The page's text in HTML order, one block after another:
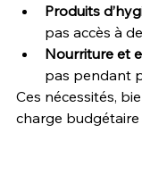
Produits
pas accès à
Nourriture et
pas pendant
Ces nécessités,
charge